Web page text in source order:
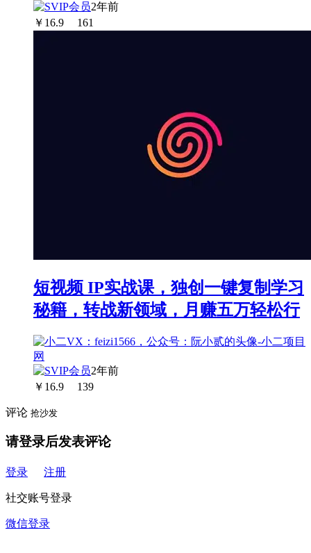
2年前
￥ 16.9 161
短视频 IP实战课，独创一键复制学习
秘籍，转战新领域，月赚五万轻松行
2年前
￥ 16.9 139
评论 抢沙发
请登录后发表评论
登录 注册
社交账号登录
微信登录